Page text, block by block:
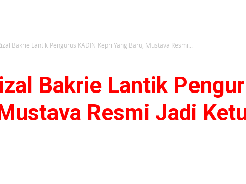
Bakrie Lantik Pengurus KADIN Kepri Yang Baru, Mustava Resmi...
Bakrie Lantik
Resmi Jadi